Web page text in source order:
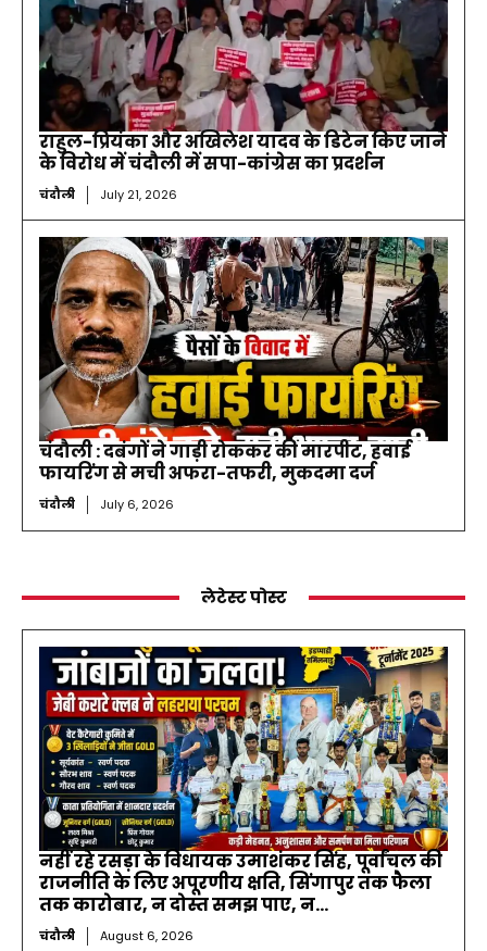
राहुल-प्रियंका और अखिलेश यादव के डिटेन किए जाने
के विरोध में चंदौली में सपा-कांग्रेस का प्रदर्शन
चंदौली July 21, 2026
चंदौली : दबंगों ने गाड़ी रोककर की मारपीट, हवाई
फायरिंग से मची अफरा-तफरी, मुकदमा दर्ज
चंदौली July 6, 2026
लेटेस्ट पोस्ट
नहीं रहे रसड़ा के विधायक उमाशंकर सिंह, पूर्वांचल की
राजनीति के लिए अपूरणीय क्षति, सिंगापुर तक फैला
तक कारोबार, न दोस्त समझ पाए, न...
चंदौली August 6, 2026